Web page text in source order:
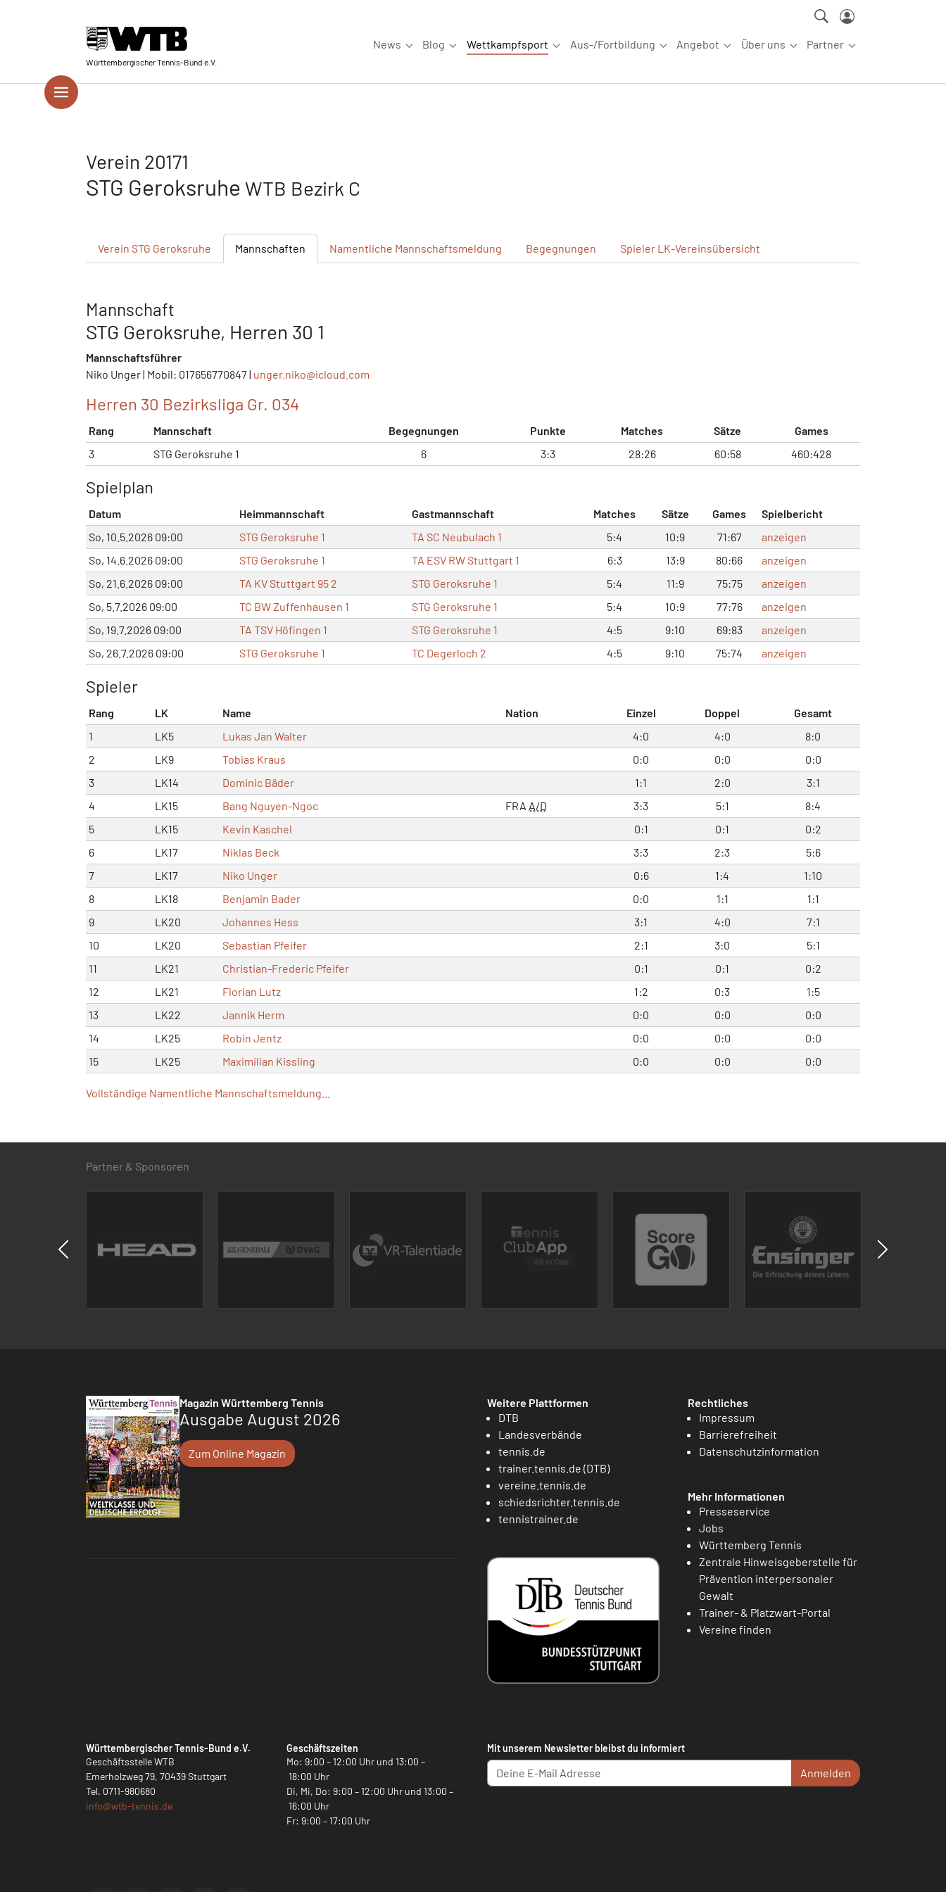
Württembergischer Tennis-Bund e.V.
News
Submenu for "News"
Blog
Submenu for "Blog"
Wettkampfsport
Submenu for "Wettkampfsport"
Aus-/Fortbildung
Submenu for "Aus-/Fortbildung"
Angebot
Submenu for "Angebot"
Über uns
Submenu for "Über uns"
Partner
Submenu for
Verein 20171
STG Geroksruhe WTB Bezirk C
Verein STG Geroksruhe Mannschaften Namentliche Mannschaftsmeldung Begegnungen Spieler LK-Vereinsübersicht
Mannschaft
STG Geroksruhe, Herren 30 1
Mannschaftsführer
Niko Unger | Mobil: 017656770847 | unger.niko@icloud.com
Herren 30 Bezirksliga Gr. 034
Rang Mannschaft Begegnungen Punkte Matches Sätze
Games
3
STG Geroksruhe 1 6 3:3 28:26 60:58 460:428
Spielplan
Datum Heimmannschaft Gastmannschaft Matches Sätze Games
Spielbericht
So, 10.5.2026 09:00
STG Geroksruhe 1 TA SC Neubulach 1 5:4 10:9 71:67
anzeigen
So, 14.6.2026 09:00
STG Geroksruhe 1 TA ESV RW Stuttgart 1 6:3 13:9 80:66
anzeigen
So, 21.6.2026 09:00
TA KV Stuttgart 95 2 STG Geroksruhe 1 5:4 11:9 75:75
anzeigen
So, 5.7.2026 09:00
TC BW Zuffenhausen 1 STG Geroksruhe 1 5:4 10:9 77:76
anzeigen
So, 19.7.2026 09:00
TA TSV Höfingen 1 STG Geroksruhe 1 4:5 9:10 69:83
anzeigen
So, 26.7.2026 09:00
STG Geroksruhe 1 TC Degerloch 2 4:5 9:10 75:74 anzeigen
Spieler
Rang LK Name Nation Einzel Doppel
Gesamt
1
LK5 Lukas Jan Walter 4:0 4:0
8:0
2
LK9 Tobias Kraus 0:0 0:0
0:0
3
LK14 Dominic Bäder 1:1 2:0
3:1
4
LK15 Bang Nguyen-Ngoc FRA A/D 3:3 5:1
8:4
5
LK15 Kevin Kaschel 0:1 0:1
0:2
6
LK17 Niklas Beck 3:3 2:3
5:6
7
LK17 Niko Unger 0:6 1:4
1:10
8
LK18 Benjamin Bader 0:0 1:1
1:1
9
LK20 Johannes Hess 3:1 4:0
7:1
10
LK20 Sebastian Pfeifer 2:1 3:0
5:1
11
LK21 Christian-Frederic Pfeifer 0:1 0:1
0:2
12
LK21 Florian Lutz 1:2 0:3
1:5
13
LK22 Jannik Herm 0:0 0:0
0:0
14
LK25 Robin Jentz 0:0 0:0
0:0
15
LK25 Maximilian Kissling 0:0 0:0 0:0
Vollständige Namentliche Mannschaftsmeldung...
Partner & Sponsoren
Magazin Württemberg Tennis
Ausgabe August 2026
Zum Online Magazin
Weitere Plattformen
DTB
Landesverbände
tennis.de
trainer.tennis.de (DTB)
vereine.tennis.de
schiedsrichter.tennis.de
tennistrainer.de
Rechtliches
Impressum
Barrierefreiheit
Datenschutzinformation
Mehr Informationen
Presseservice
Jobs
Württemberg Tennis
Zentrale Hinweisgeberstelle für
Prävention interpersonaler
Gewalt
Trainer- & Platzwart-Portal
Vereine finden
Württembergischer Tennis-Bund e.V.
Geschäftsstelle WTB
Emerholzweg 79, 70439 Stuttgart
Tel. 0711-980680
info@wtb-tennis.de
Geschäftszeiten
Mo: 9:00 – 12:00 Uhr und 13:00 –
18:00 Uhr
Di, Mi, Do: 9:00 – 12:00 Uhr und 13:00 –
16:00 Uhr
Fr: 9:00 – 17:00 Uhr
Mit unserem Newsletter bleibst du informiert
Anmelden